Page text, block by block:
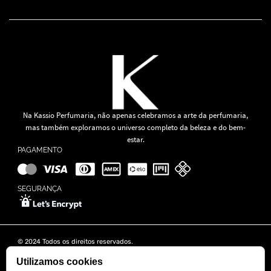
Na Kassio Perfumaria, não apenas celebramos a arte da perfumaria,
mas também exploramos o universo completo da beleza e do bem-
estar.
PAGAMENTO
SEGURANÇA
© 2024 Todos os direitos reservados.
Rua Tapajós n° 481- Edifício B&B Business - 7° Andar - Vila Brasília -
Utilizamos cookies